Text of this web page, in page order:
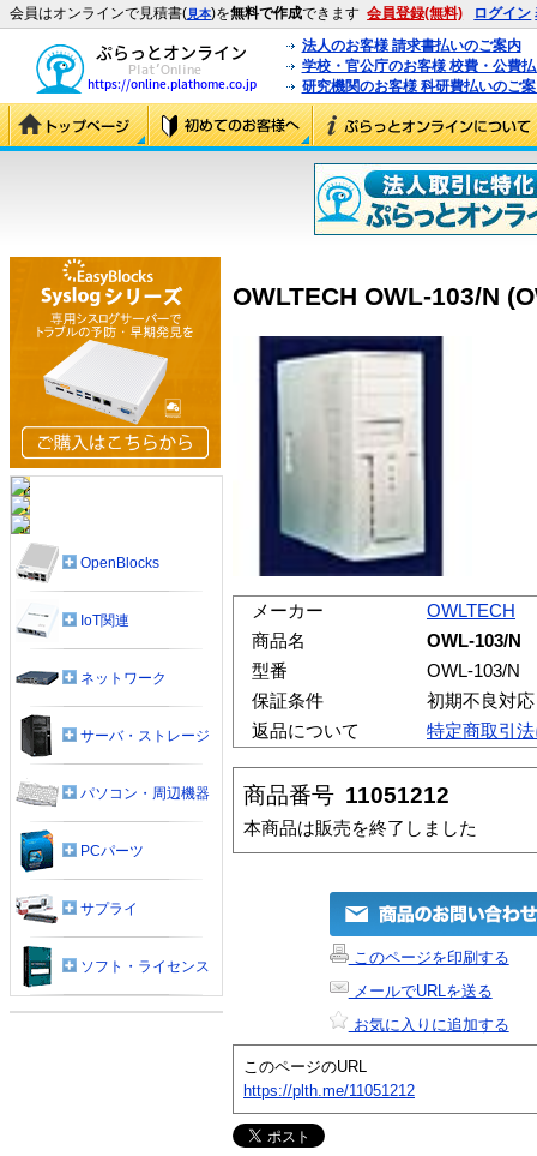
会員はオンラインで見積書(見本)を無料で作成できます 会員登録(無料) ログイン
法人のお客様 請求書払いのご案内
学校・官公庁のお客様 校費・公費
研究機関のお客様 科研費払いのご
OWLTECH OWL-103/N
メーカー
OWLTECH
商品名
OWL-103/N
型番
OWL-103/N
保証条件
初期不良対
返品について
特定商取引
商品番号 11051212
本商品は販売を終了しました
このページを印刷する
メールでURLを送る
お気に入りに追加する
このページのURL
https://plth.me/11051212
OpenBlocks
IoT関連
ネットワーク
サーバ・ストレージ
パソコン・周辺機器
PCパーツ
サプライ
ソフト・ライセンス